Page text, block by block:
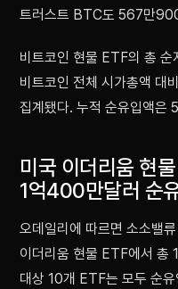
트러스트 BTC도 567만
비트코인 현물 ETF의 총
비트코인 전체 시가총액 대
집계됐다. 누적 순유입액
미국 이더리움 현
1억400만달러 순
오데일리에 따르면 소소밸
이더리움 현물 ETF에서 총
대상 10개 ETF는 모두 순